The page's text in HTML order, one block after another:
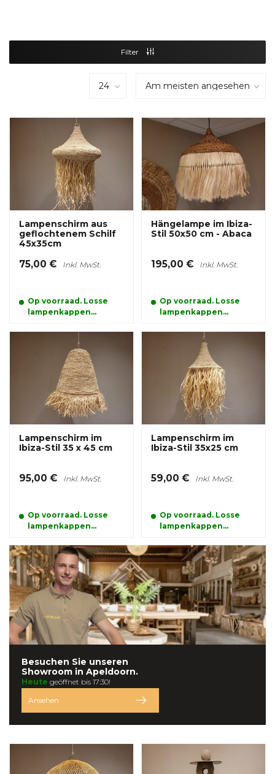
Filter
Lampenschirm aus
geflochtenem Schilf
45x35cm
75,00 € Inkl. MwSt.
Op voorraad. Losse
lampenkappen
afgehaald worden
Hängelampe im Ibiza-
Stil 50x50 cm - Abaca
195,00 € Inkl. MwSt.
Op voorraad. Losse
lampenkappen
afgehaald worden
Lampenschirm im
Ibiza-Stil 35 x 45 cm
95,00 € Inkl. MwSt.
Op voorraad. Losse
lampenkappen
afgehaald worden
Lampenschirm im
Ibiza-Stil 35x25 cm
59,00 € Inkl. MwSt.
Op voorraad. Losse
lampenkappen
afgehaald worden
Besuchen Sie unseren
Showroom in Apeldoorn.
Heute geöffnet bis 17:30!
Ansehen